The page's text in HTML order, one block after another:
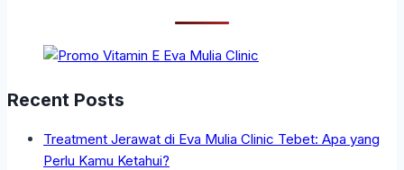
Recent Posts
Treatment Jerawat di Eva Mulia Clinic Tebet: Apa yang
Perlu Kamu Ketahui?